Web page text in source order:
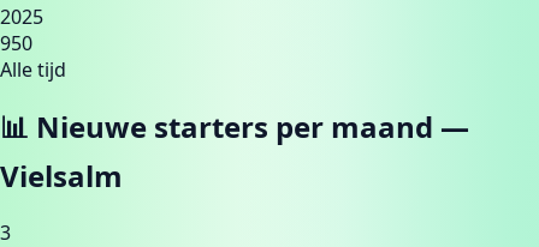
2025
950
Alle tijd
📊 Nieuwe starters per maand —
Vielsalm
3